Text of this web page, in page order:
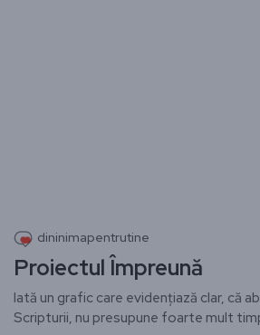
dininimapentrutine
Proiectul Împreună
Iată un grafic care evidențiază clar, că
Scripturii, nu presupune foarte mult